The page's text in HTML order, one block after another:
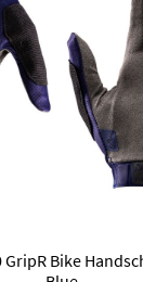
GripR Bike